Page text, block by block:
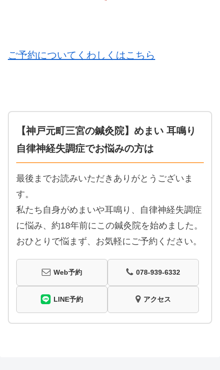
ご予約についてくわしくはこちら
【神戸元町三宮の鍼灸院】めまい 耳鳴り
自律神経失調症でお悩みの方は
最後までお読みいただきありがとうございま
す。
私たち自身がめまいや耳鳴り、自律神経失調症
に悩み、約18年前にこの鍼灸院を始めました。
おひとりで悩まず、お気軽にご予約ください。
Web予約 078-939-6332
LINE予約 アクセス